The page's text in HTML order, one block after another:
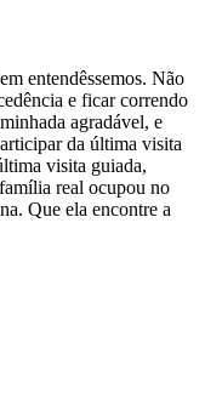
entendêssemos. Não
e ficar correndo
agradável, e
da última visita
visita guiada,
família real ocupou no
Que ela encontre a